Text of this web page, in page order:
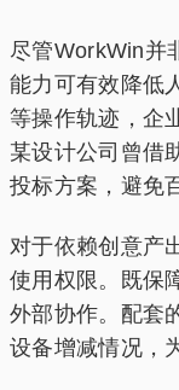
尽管WorkWin并
能力可有效降低
等操作轨迹，企
某设计公司曾借
投标方案，避免
对于依赖创意产
使用权限。既保
外部协作。配套
设备增减情况，